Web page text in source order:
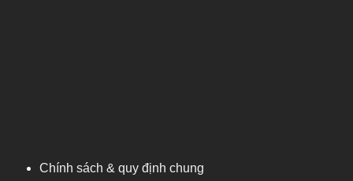
Chính sách & quy định chung